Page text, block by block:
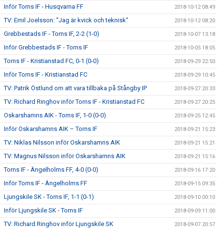
Inför Torns IF - Husqvarna FF 2018-10-12 08:49
TV: Emil Joelsson: "Jag är kvick och teknisk" 2018-10-12 08:20
Grebbestads IF - Torns IF, 2-2 (1-0) 2018-10-07 13:18
Inför Grebbestads IF - Torns IF 2018-10-05 18:05
Torns IF - Kristianstad FC, 0-1 (0-0) 2018-09-29 22:50
Inför Torns IF - Kristianstad FC 2018-09-29 10:45
TV: Patrik Östlund om att vara tillbaka på Stångby IP 2018-09-27 20:33
TV: Richard Ringhov inför Torns IF - Kristianstad FC 2018-09-27 20:25
Oskarshamns AIK - Torns IF, 1-0 (0-0) 2018-09-25 12:45
Inför Oskarshamns AIK – Torns IF 2018-09-21 15:23
TV: Niklas Nilsson inför Oskarshamns AIK 2018-09-21 15:21
TV: Magnus Nilsson inför Oskarshamns AIK 2018-09-21 15:16
Torns IF - Ängelholms FF, 4-0 (0-0) 2018-09-16 17:20
Inför Torns IF - Ängelholms FF 2018-09-15 09:35
Ljungskile SK - Torns IF, 1-1 (0-1) 2018-09-10 00:10
Inför Ljungskile SK - Torns IF 2018-09-09 11:00
TV: Richard Ringhov inför Ljungskile SK 2018-09-07 20:57